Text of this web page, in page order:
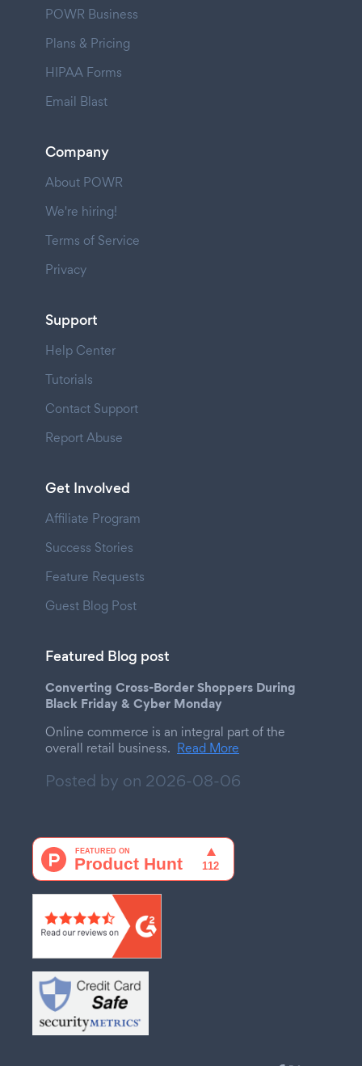
POWR Business
Plans & Pricing
HIPAA Forms
Email Blast
Company
About POWR
We're hiring!
Terms of Service
Privacy
Support
Help Center
Tutorials
Contact Support
Report Abuse
Get Involved
Affiliate Program
Success Stories
Feature Requests
Guest Blog Post
Featured Blog post
Converting Cross-Border Shoppers During
Black Friday & Cyber Monday
Online commerce is an integral part of the
overall retail business. Read More
Posted by on 2026-08-06